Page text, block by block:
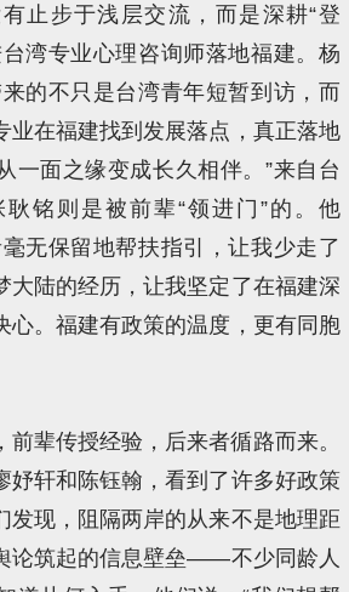
止步于浅层交流，而是深耕“登
湾专业心理咨询师落地福建。杨
的不只是台湾青年短暂到访，而
业在福建找到发展落点，真正落地
一面之缘变成长久相伴。”来自台
铭则是被前辈“领进门”的。他
无保留地帮扶指引，让我少走了
大陆的经历，让我坚定了在福建深
心。福建有政策的温度，更有同胞
前辈传授经验，后来者循路而来。
妤轩和陈钰翰，看到了许多好政策
发现，阻隔两岸的从来不是地理距
论筑起的信息壁垒——不少同龄人